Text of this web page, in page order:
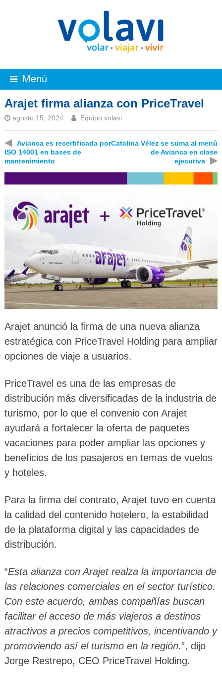
Menú
Arajet firma alianza con PriceTravel
agosto 15, 2024 Equipo volavi
◀
Avianca es recertificada por
ISO 14001 en bases de
mantenimiento
Catalina Vélez se suma al menú
de Avianca en clase
ejecutiva
▶
Arajet anunció la firma de una nueva alianza
estratégica con PriceTravel Holding para ampliar
opciones de viaje a usuarios.
PriceTravel es una de las empresas de
distribución más diversificadas de la industria de
turismo, por lo que el convenio con Arajet
ayudará a fortalecer la oferta de paquetes
vacaciones para poder ampliar las opciones y
beneficios de los pasajeros en temas de vuelos
y hoteles.
Para la firma del contrato, Arajet tuvo en cuenta
la calidad del contenido hotelero, la estabilidad
de la plataforma digital y las capacidades de
distribución.
“Esta alianza con Arajet realza la importancia de
las relaciones comerciales en el sector turístico.
Con este acuerdo, ambas compañías buscan
facilitar el acceso de más viajeros a destinos
atractivos a precios competitivos, incentivando y
promoviendo así el turismo en la región.”, dijo
Jorge Restrepo, CEO PriceTravel Holding.